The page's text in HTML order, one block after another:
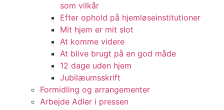
som vilkår
Efter ophold på hjemløseinstitutioner
Mit hjem er mit slot
At komme videre
At blive brugt på en god måde
12 dage uden hjem
Jubilæumsskrift
Formidling og arrangementer
Arbejde Adler i pressen